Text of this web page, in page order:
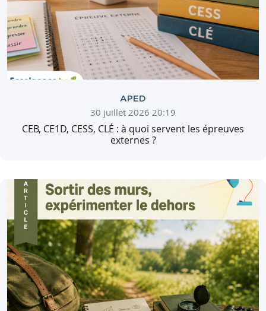
APED
30 juillet 2026 20:19
CEB, CE1D, CESS, CLÉ : à quoi servent les épreuves
externes ?